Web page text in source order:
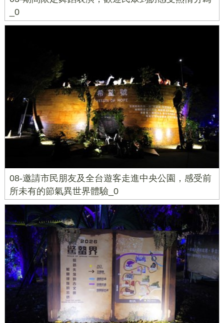
_0
08-邀請市民朋友及全台遊客走進中央公園，感受前
所未有的節氣異世界體驗_0